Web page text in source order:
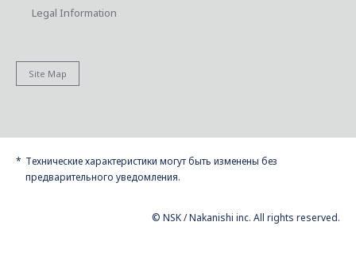
Legal Information
Site Map
Технические характеристики могут быть изменены без
предварительного уведомления.
© NSK / Nakanishi inc. All rights reserved.